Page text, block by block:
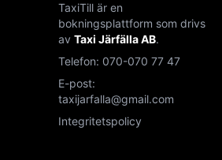
TaxiTill är en
bokningsplattform som drivs
av Taxi Järfälla AB.
Telefon: 070-070 77 47
E-post:
taxijarfalla@gmail.com
Integritetspolicy